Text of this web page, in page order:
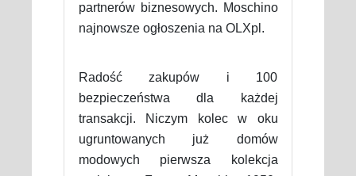
partnerów biznesowych. Moschino
najnowsze ogłoszenia na OLXpl.
Radość zakupów i 100
bezpieczeństwa dla każdej
transakcji. Niczym kolec w oku
ugruntowanych już domów
modowych pierwsza kolekcja